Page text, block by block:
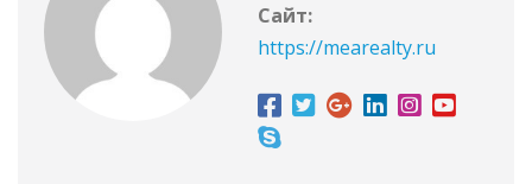
Сайт:
https://mearealty.ru